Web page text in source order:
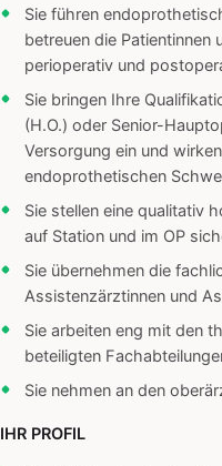
Sie führen
betreuen die Patientinnen
perioperativ und
Sie bringen Ihre
(H.O.) oder Senior-
Versorgung ein und
endoprothetischen
Sie stellen eine qualitativ
auf Station und im OP
Sie übernehmen die
Assistenzärztinnen und
Sie arbeiten eng mit den
beteiligten
Sie nehmen an den
IHR PROFIL